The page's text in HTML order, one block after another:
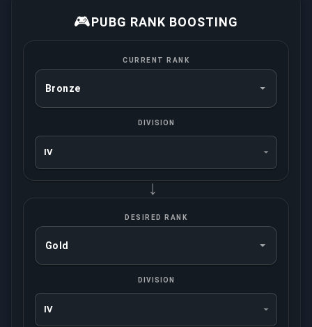
🎮PUBG RANK BOOSTING
CURRENT RANK
DIVISION
→
DESIRED RANK
DIVISION